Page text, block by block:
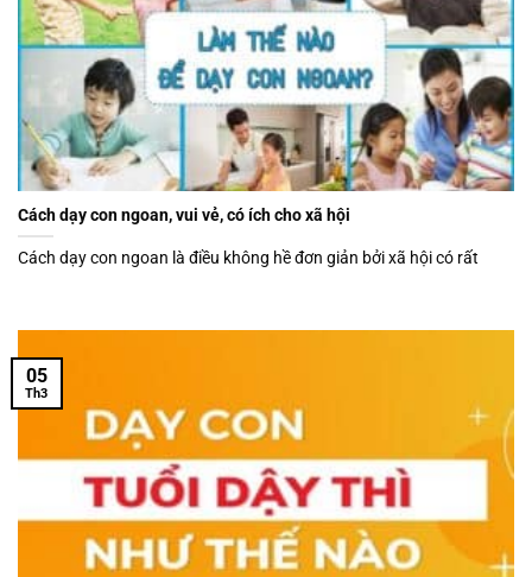
Cách dạy con ngoan, vui vẻ, có ích cho xã hội
Cách dạy con ngoan là điều không hề đơn giản bởi xã hội có rất
05
Th3